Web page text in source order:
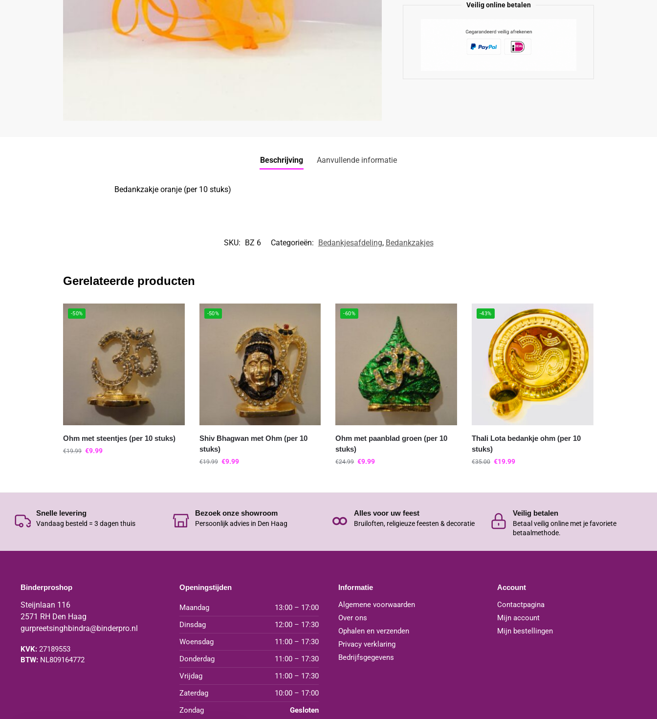
Veilig online betalen
Beschrijving Aanvullende informatie
Bedankzakje oranje (per 10 stuks)
SKU: BZ 6 Categorieën: Bedankjesafdeling, Bedankzakjes
Gerelateerde producten
-50%
Ohm met steentjes (per 10 stuks)
€19.99 €9.99
-50%
Shiv Bhagwan met Ohm (per 10
stuks)
€19.99 €9.99
-60%
Ohm met paanblad groen (per 10
stuks)
€24.99 €9.99
-43%
Thali Lota bedankje ohm (per 10
stuks)
€35.00 €19.99
Snelle levering
Vandaag besteld = 3 dagen thuis
Bezoek onze showroom
Persoonlijk advies in Den Haag
Alles voor uw feest
Bruiloften, religieuze feesten & decoratie
Veilig betalen
Betaal veilig online met je favoriete
betaalmethode.
Binderproshop
Steijnlaan 116
2571 RH Den Haag
gurpreetsinghbindra@binderpro.nl
KVK:27189553
BTW:NL809164772
Openingstijden
Maandag
13:00 – 17:00
Dinsdag
12:00 – 17:30
Woensdag
11:00 – 17:30
Donderdag
11:00 – 17:30
Vrijdag
11:00 – 17:30
Zaterdag
10:00 – 17:00
Zondag
Gesloten
Informatie
Algemene voorwaarden
Over ons
Ophalen en verzenden
Privacy verklaring
Bedrijfsgegevens
Account
Contactpagina
Mijn account
Mijn bestellingen